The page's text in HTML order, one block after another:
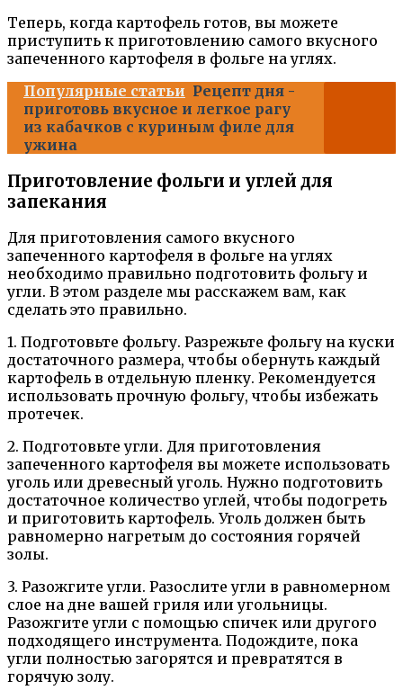
Теперь, когда картофель готов, вы можете
приступить к приготовлению самого вкусного
запеченного картофеля в фольге на углях.
Популярные статьи Рецепт дня -
приготовь вкусное и легкое рагу
из кабачков с куриным филе для
ужина
Приготовление фольги и углей для
запекания
Для приготовления самого вкусного
запеченного картофеля в фольге на углях
необходимо правильно подготовить фольгу и
угли. В этом разделе мы расскажем вам, как
сделать это правильно.
1. Подготовьте фольгу. Разрежьте фольгу на куски
достаточного размера, чтобы обернуть каждый
картофель в отдельную пленку. Рекомендуется
использовать прочную фольгу, чтобы избежать
протечек.
2. Подготовьте угли. Для приготовления
запеченного картофеля вы можете использовать
уголь или древесный уголь. Нужно подготовить
достаточное количество углей, чтобы подогреть
и приготовить картофель. Уголь должен быть
равномерно нагретым до состояния горячей
золы.
3. Разожгите угли. Разослите угли в равномерном
слое на дне вашей гриля или угольницы.
Разожгите угли с помощью спичек или другого
подходящего инструмента. Подождите, пока
угли полностью загорятся и превратятся в
горячую золу.